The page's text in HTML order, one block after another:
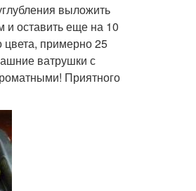
выложить
и оставить еще на 10
цвета, примерно 25
ватрушки с
Приятного